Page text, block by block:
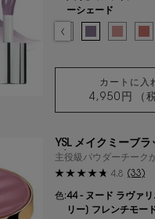
ーシェード
選択済み
44 - ヌード ラヴァリエール
選択済み
0 - クリスタル ダスト
1 - サンダー ス
2 - ラッ
3
カートに入
4,950円
（
YSL メイクミーブ
ダー
主役級パウダーチーク
登場。
4.8 (33)
色:44 - ヌード ラヴァ
リー] フレンチモー